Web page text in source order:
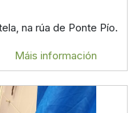
na rúa de Ponte Pío.
Máis información